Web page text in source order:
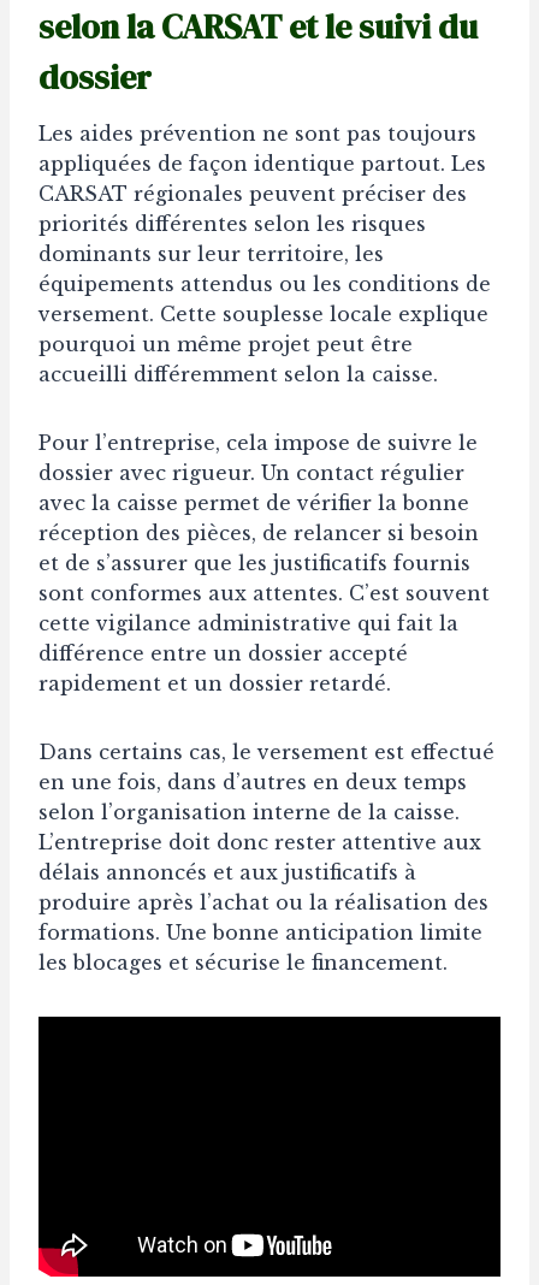
selon la CARSAT et le suivi du
dossier
Les aides prévention ne sont pas toujours
appliquées de façon identique partout. Les
CARSAT régionales peuvent préciser des
priorités différentes selon les risques
dominants sur leur territoire, les
équipements attendus ou les conditions de
versement. Cette souplesse locale explique
pourquoi un même projet peut être
accueilli différemment selon la caisse.
Pour l’entreprise, cela impose de suivre le
dossier avec rigueur. Un contact régulier
avec la caisse permet de vérifier la bonne
réception des pièces, de relancer si besoin
et de s’assurer que les justificatifs fournis
sont conformes aux attentes. C’est souvent
cette vigilance administrative qui fait la
différence entre un dossier accepté
rapidement et un dossier retardé.
Dans certains cas, le versement est effectué
en une fois, dans d’autres en deux temps
selon l’organisation interne de la caisse.
L’entreprise doit donc rester attentive aux
délais annoncés et aux justificatifs à
produire après l’achat ou la réalisation des
formations. Une bonne anticipation limite
les blocages et sécurise le financement.